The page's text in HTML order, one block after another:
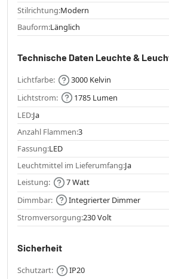
Stilrichtung:Modern
Bauform:Länglich
Technische Daten Leuchte &
Lichtfarbe:
3000 Kelvin
Lichtstrom:
1785 Lumen
LED:Ja
Anzahl Flammen:3
Fassung:LED
Leuchtmittel im Lieferumfang:Ja
Leistung:
7 Watt
Dimmbar:
Integrierter Dimmer
Stromversorgung:230 Volt
Sicherheit
Schutzart: IP20